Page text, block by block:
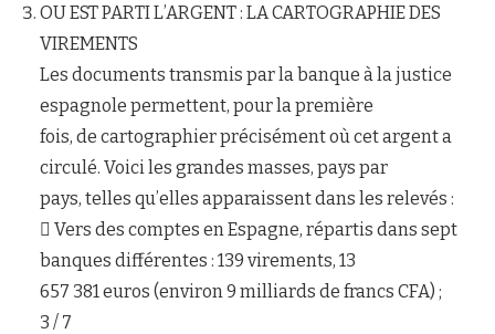
OU EST PARTI L’ARGENT : LA CARTOGRAPHIE DES
VIREMENTS
Les documents transmis par la banque à la justice
espagnole permettent, pour la première
fois, de cartographier précisément où cet argent a
circulé. Voici les grandes masses, pays par
pays, telles qu’elles apparaissent dans les relevés :
 Vers des comptes en Espagne, répartis dans sept
banques différentes : 139 virements, 13
657 381 euros (environ 9 milliards de francs CFA) ;
3 / 7